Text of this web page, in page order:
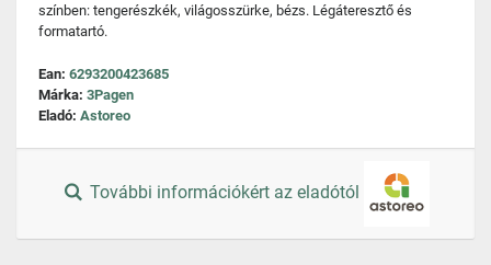
színben: tengerészkék, világosszürke, bézs. Légáteresztő és
formatartó.
Ean: 6293200423685
Márka: 3Pagen
Eladó: Astoreo
További információkért az eladótól